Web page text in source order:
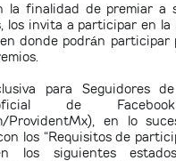
la finalidad de premiar a
los invita a participar en
donde podrán participar
para Seguidores
de Facebook
ProvidentMx), en lo
los “Requisitos de
los siguientes